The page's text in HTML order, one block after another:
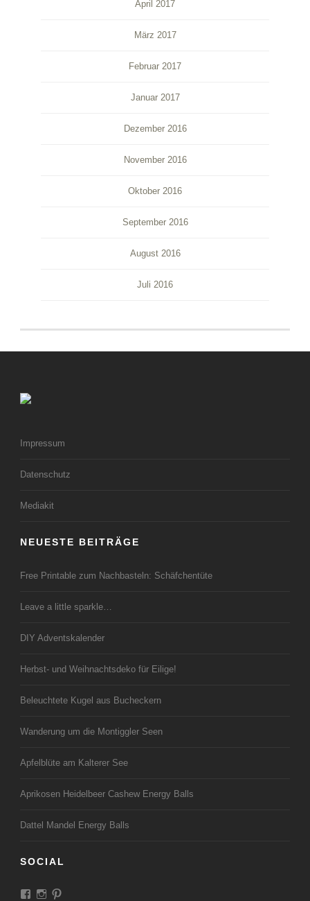
April 2017
März 2017
Februar 2017
Januar 2017
Dezember 2016
November 2016
Oktober 2016
September 2016
August 2016
Juli 2016
Impressum
Datenschutz
Mediakit
NEUESTE BEITRÄGE
Free Printable zum Nachbasteln: Schäfchentüte
Leave a little sparkle…
DIY Adventskalender
Herbst- und Weihnachtsdeko für Eilige!
Beleuchtete Kugel aus Bucheckern
Wanderung um die Montiggler Seen
Apfelblüte am Kalterer See
Aprikosen Heidelbeer Cashew Energy Balls
Dattel Mandel Energy Balls
SOCIAL
ProfilProfil